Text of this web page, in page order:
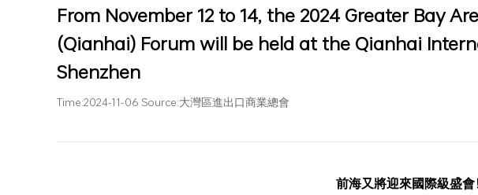
From November 12 to 14, the 2024 Greater Bay
(Qianhai) Forum will be held at the Qianhai
Shenzhen
Time:2024-11-06 Source:大灣區進出口商業總會
前海又將迎來國際級盛會！